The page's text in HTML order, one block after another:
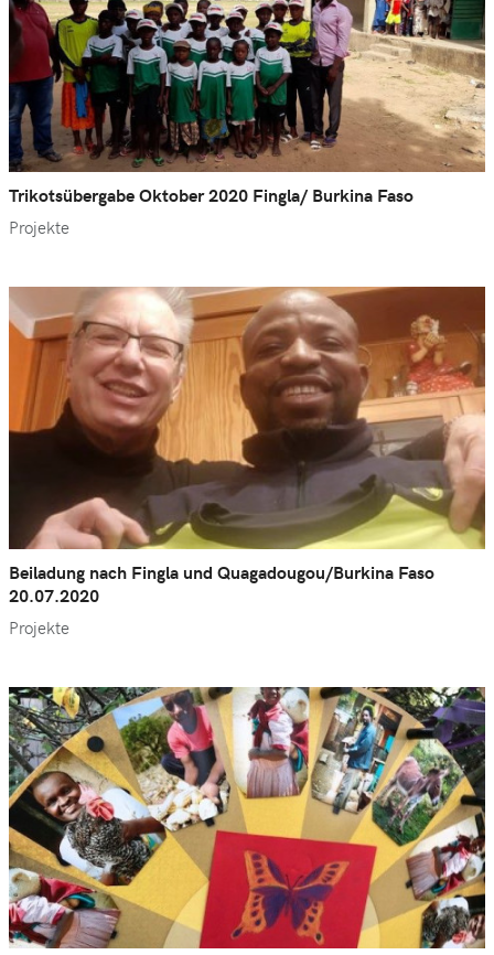
Trikotsübergabe Oktober 2020 Fingla/ Burkina Faso
Projekte
Beiladung nach Fingla und Quagadougou/Burkina Faso
20.07.2020
Projekte